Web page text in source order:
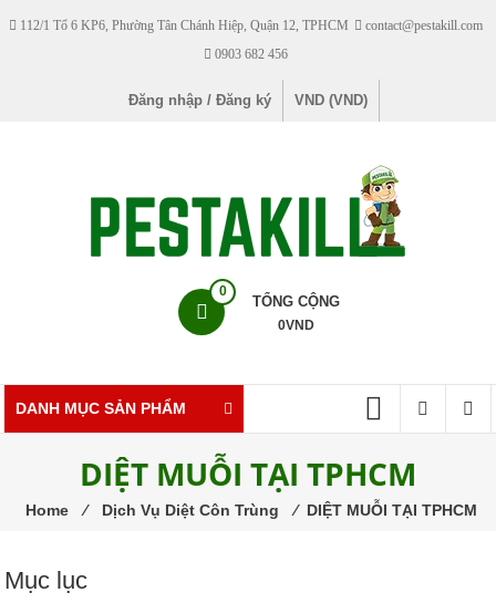
Skip112/1 Tổ 6 KP6, Phường Tân Chánh Hiệp, Quận 12, TPHCM
contact@pestakill.com
0903 682 456
Đăng nhập / Đăng ký VND (VND)
trùng
0
TỔNG CỘNG
0VND
DANH MỤC SẢN PHẨM
DIỆT MUỖI TẠI TPHCM
Home ⁄ Dịch Vụ Diệt Côn Trùng ⁄ DIỆT MUỖI TẠI TPHCM
Mục lục